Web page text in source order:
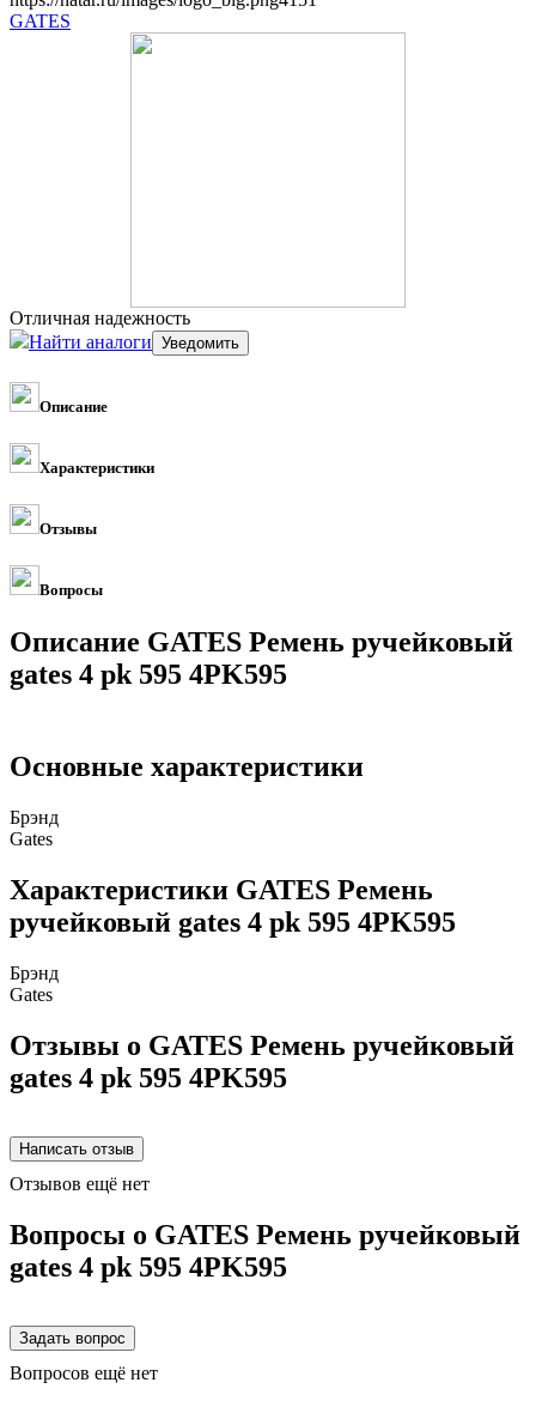
GATES
Отличная надежность
Найти аналоги
Описание
Характеристики
Отзывы
Вопросы
Описание GATES Ремень ручейковый
gates 4 pk 595 4PK595
Основные характеристики
Брэнд
Gates
Характеристики GATES Ремень
ручейковый gates 4 pk 595 4PK595
Брэнд
Gates
Отзывы о GATES Ремень ручейковый
gates 4 pk 595 4PK595
Отзывов ещё нет
Вопросы о GATES Ремень ручейковый
gates 4 pk 595 4PK595
Вопросов ещё нет